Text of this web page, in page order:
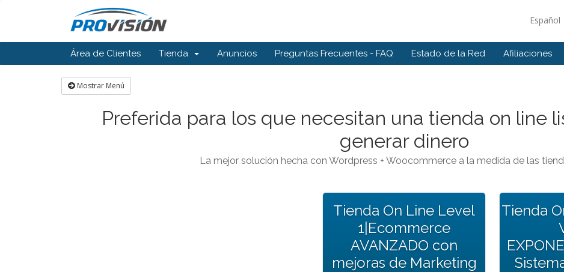
Español
Área de Clientes Tienda Anuncios Preguntas Frecuentes - FAQ Estado de la Red Afiliaciones
Mostrar Menú
Preferida para los que necesitan una tienda on line
generar dinero
La mejor solución hecha con Wordpress + Woocommerce a la medida de las
Tienda On Line Level
1|Ecommerce
AVANZADO con
mejoras de Marketing
Tienda